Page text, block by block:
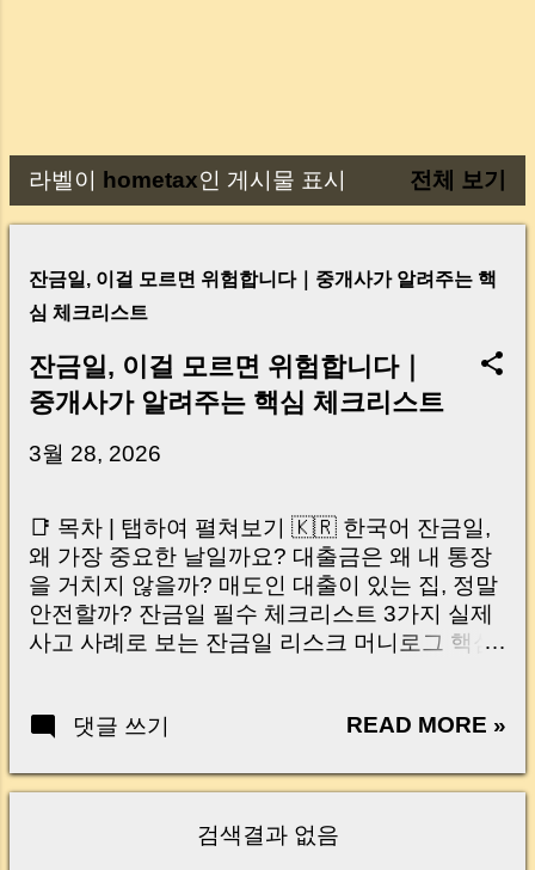
글
라벨이 hometax인 게시물 표시 전체 보기
잔금일, 이걸 모르면 위험합니다｜중개사가 알려주는 핵
심 체크리스트
잔금일, 이걸 모르면 위험합니다｜
중개사가 알려주는 핵심 체크리스트
3월 28, 2026
📑 목차 | 탭하여 펼쳐보기 🇰🇷 한국어 잔금일,
왜 가장 중요한 날일까요? 대출금은 왜 내 통장
을 거치지 않을까? 매도인 대출이 있는 집, 정말
안전할까? 잔금일 필수 체크리스트 3가지 실제
사고 사례로 보는 잔금일 리스크 머니로그 핵심
Your Account Is It Safe If the Seller Has a
Real Risks and Mistakes to Avoid MoneyLog
신가요? “잔금일… 그냥 돈 보내고 끝나는 거 아
댓글 쓰기 READ MORE »
검색결과 없음